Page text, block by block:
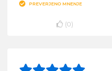
PREVERJENO MNENJE
(0)